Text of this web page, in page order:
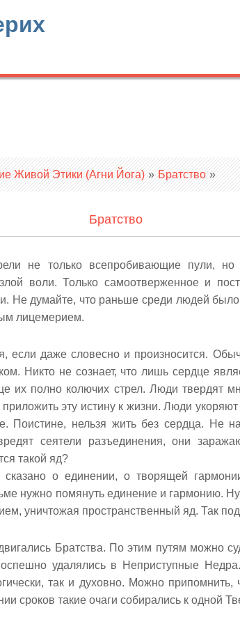
Живой Этики (Агни Йога) » Братство »
Братство
не только всепробивающие пули,
воли. Только самоотверженное и
Не думайте, что раньше среди людей
лицемерием.
если даже словесно и произносится.
Никто не сознает, что лишь сердце
их полно колючих стрел. Люди твердят
эту истину к жизни. Люди
Поистине, нельзя жить без сердца. Не
сеятели разъединения, они
такой яд?
сказано о единении, о творящей
нужно помянуть единение и гармонию.
уничтожая пространственный яд. Так
Братства. По этим путям можно
удалялись в Неприступные
так и духовно. Можно припомнить,
сроков такие очаги собирались к одной